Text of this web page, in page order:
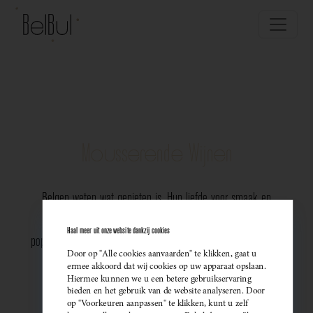
Belgen weten wat genieten is. Hun liefde voor smaak en
populariteit van Belgische mousserende wijnen. Meer dan ooit
kiezen ze bewust voor lokale bubbels — ideaal als
sprankelend aperitief of als verfijnde match bij een
gastronomisch diner. Santé!
Haal meer uit onze website dankzij cookies
Door op "Alle cookies aanvaarden" te klikken, gaat u
ermee akkoord dat wij cookies op uw apparaat opslaan.
Hiermee kunnen we u een betere gebruikservaring
bieden en het gebruik van de website analyseren. Door
op "Voorkeuren aanpassen" te klikken, kunt u zelf